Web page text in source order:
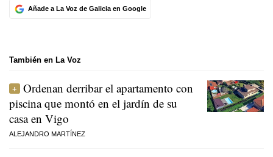
Añade a La Voz de Galicia en Google
También en La Voz
Ordenan derribar el apartamento con
piscina que montó en el jardín de su
casa en Vigo
ALEJANDRO MARTÍNEZ